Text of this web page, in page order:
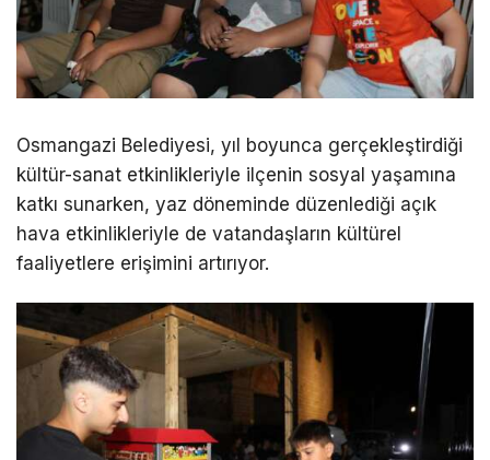
Osmangazi Belediyesi, yıl boyunca gerçekleştirdiği
kültür-sanat etkinlikleriyle ilçenin sosyal yaşamına
katkı sunarken, yaz döneminde düzenlediği açık
hava etkinlikleriyle de vatandaşların kültürel
faaliyetlere erişimini artırıyor.